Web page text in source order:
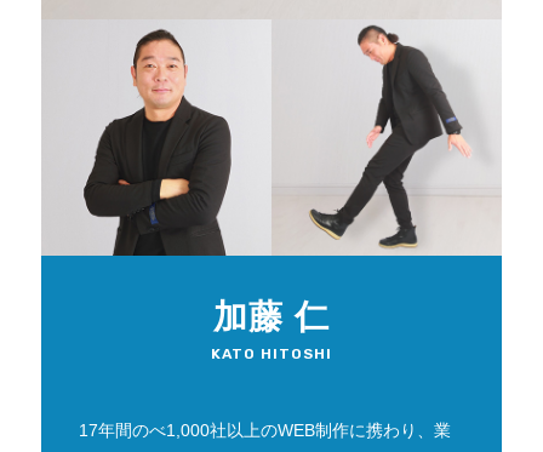
加藤 仁
KATO HITOSHI
17年間のべ1,000社以上のWEB制作に携わり、業